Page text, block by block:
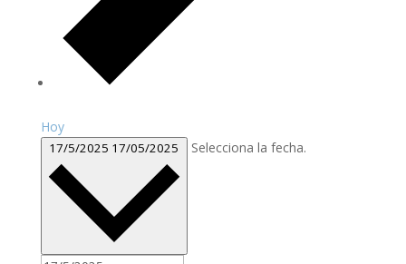
Hoy
17/5/2025 17/05/2025 Selecciona la fecha.